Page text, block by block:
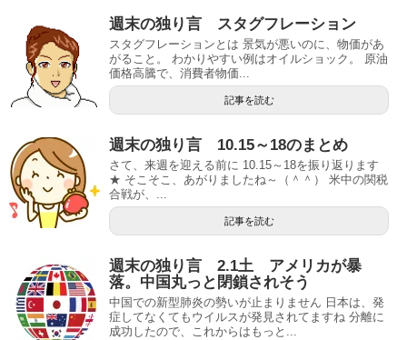
週末の独り言 スタグフレーション
スタグフレーションとは 景気が悪いのに、物価があ
がること。 わかりやすい例はオイルショック。 原油
価格高騰で、消費者物価...
記事を読む
週末の独り言 10.15～18のまとめ
さて、来週を迎える前に 10.15～18を振り返ります
★ そこそこ、あがりましたね～（＾＾） 米中の関税
合戦が、...
記事を読む
週末の独り言 2.1土 アメリカが暴
落。中国丸っと閉鎖されそう
中国での新型肺炎の勢いが止まりません 日本は、発
症してなくてもウイルスが発見されてますね 分離に
成功したので、これからはもっと...